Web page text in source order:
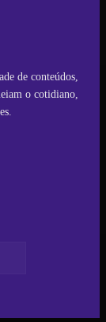
de conteúdos,
o cotidiano,